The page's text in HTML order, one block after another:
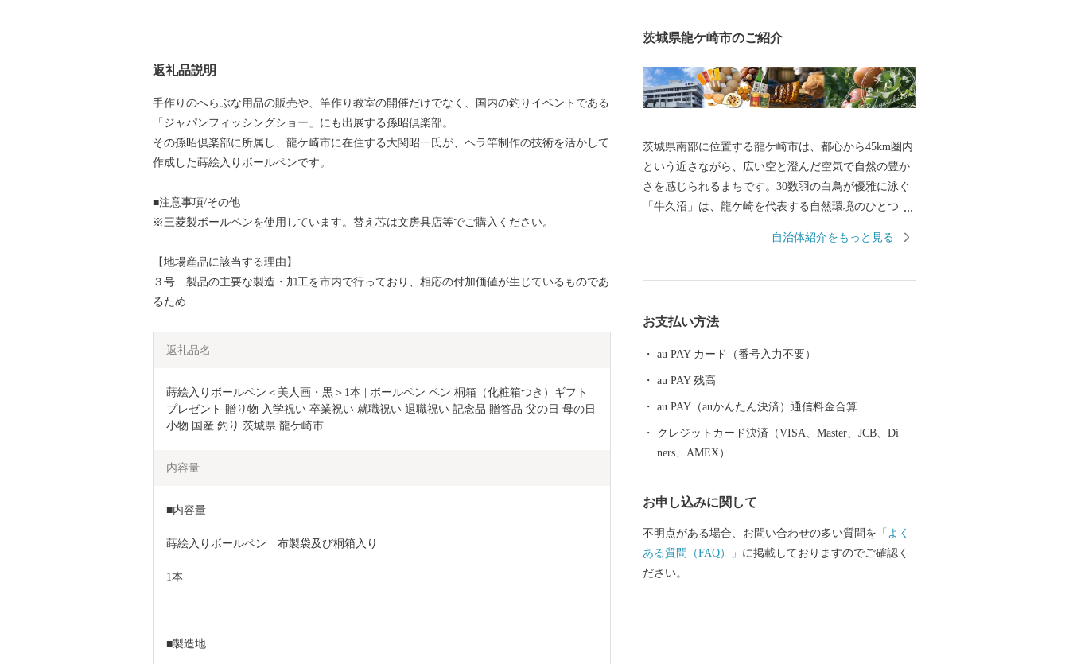
返礼品説明
手作りのへらぶな用品の販売や、竿作り教室の開催だけでなく、国内の釣りイベントである
「ジャパンフィッシングショー」にも出展する孫昭倶楽部。
その孫昭倶楽部に所属し、龍ケ崎市に在住する大関昭一氏が、ヘラ竿制作の技術を活かして
作成した蒔絵入りボールペンです。
■注意事項/その他
※三菱製ボールペンを使用しています。替え芯は文房具店等でご購入ください。
【地場産品に該当する理由】
３号 製品の主要な製造・加工を市内で行っており、相応の付加価値が生じているものであ
るため
返礼品名
蒔絵入りボールペン＜美人画・黒＞1本 | ボールペン ペン 桐箱（化粧箱つき）ギフト
プレゼント 贈り物 入学祝い 卒業祝い 就職祝い 退職祝い 記念品 贈答品 父の日 母の日
小物 国産 釣り 茨城県 龍ケ崎市
内容量
■内容量
蒔絵入りボールペン　布製袋及び桐箱入り
1本
■製造地
茨城県龍ケ崎市のご紹介
茨城県南部に位置する龍ケ崎市は、都心から45km圏内
という近さながら、広い空と澄んだ空気で自然の豊か
さを感じられるまちです。30数羽の白鳥が優雅に泳ぐ
「牛久沼」は、龍ケ崎を代表する自然環境のひとつ。
を支えたい！」そんな想いを実現するべく、結婚、妊
らえるようなまちづくりを進めていきます。 そんな龍
職人が新たな風を吹き込み送り出した品々が数多くあ
ります。それらの品々を、ご寄附へのお礼として贈ら
自治体紹介をもっと見る
お支払い方法
au PAY カード（番号入力不要）
au PAY 残高
au PAY（auかんたん決済）通信料金合算
クレジットカード決済（VISA、Master、JCB、Di
ners、AMEX）
お申し込みに関して
不明点がある場合、お問い合わせの多い質問を 「よく
ある質問（FAQ）」 に掲載しておりますのでご確認く
ださい。